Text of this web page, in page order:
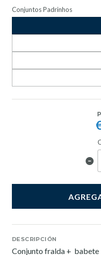
Conjuntos Padrinhos
DESCRIPCIÓN
Conjunto fralda + babete